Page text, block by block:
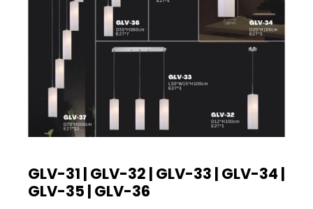
GLV-31 | GLV-32 | GLV-33 | GLV-34 |
GLV-35 | GLV-36